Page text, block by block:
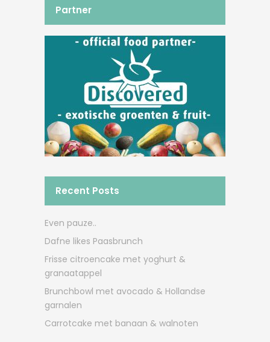
Partner
Recent Posts
Even pauze..
Dafne likes Paasbrunch
Frisse citroencake met yoghurt &
granaatappel
Brunchbowl met avocado & Hollandse
garnalen
Carrotcake met banaan & walnoten